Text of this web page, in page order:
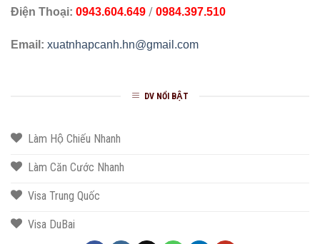
Điện Thoại: 0943.604.649 / 0984.397.510
Email: xuatnhapcanh.hn@gmail.com
DV NỔI BẬT
Làm Hộ Chiếu Nhanh
Làm Căn Cước Nhanh
Visa Trung Quốc
Visa DuBai